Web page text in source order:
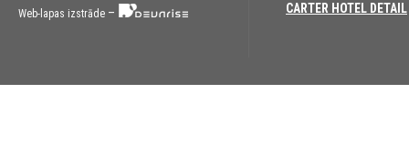
Web-lapas izstrāde –
CARTER HOTEL DETAIL